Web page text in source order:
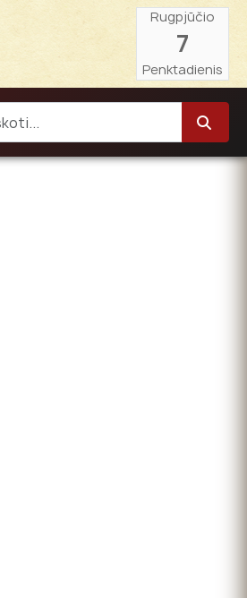
Rugpjūčio
7
Penktadienis